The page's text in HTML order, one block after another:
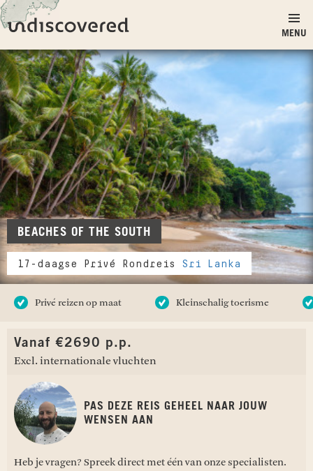
Ga naar inhoud
Undiscovered
MENU
BEACHES OF THE SOUTH
17-daagse Privé Rondreis Sri Lanka
Privé reizen op maat Kleinschalig toerisme
Vanaf €2690 p.p.
Excl. internationale vluchten
PAS DEZE REIS GEHEEL NAAR JOUW
WENSEN AAN
Heb je vragen? Spreek direct met één van onze specialisten.